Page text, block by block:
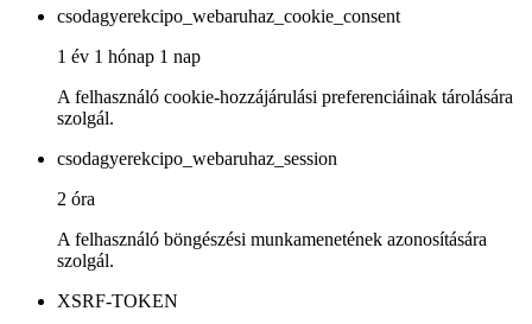
csodagyerekcipo_webaruhaz_cookie_consent
1 év 1 hónap 1 nap
A felhasználó cookie-hozzájárulási preferenciáinak tárolására
szolgál.
csodagyerekcipo_webaruhaz_session
2 óra
A felhasználó böngészési munkamenetének azonosítására
szolgál.
XSRF-TOKEN